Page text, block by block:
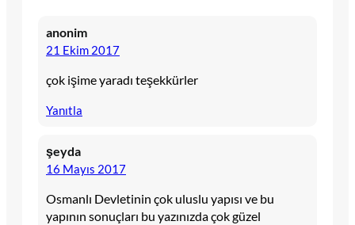
anonim
21 Ekim 2017
çok işime yaradı teşekkürler
Yanıtla
şeyda
16 Mayıs 2017
Osmanlı Devletinin çok uluslu yapısı ve bu
yapının sonuçları bu yazınızda çok güzel